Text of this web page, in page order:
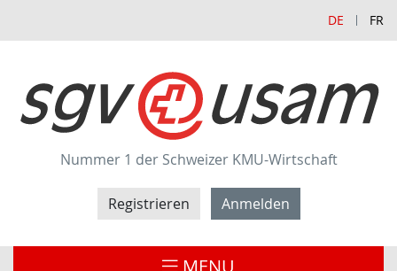
DE FR
Nummer 1 der Schweizer KMU-Wirtschaft
Registrieren Anmelden
MENU